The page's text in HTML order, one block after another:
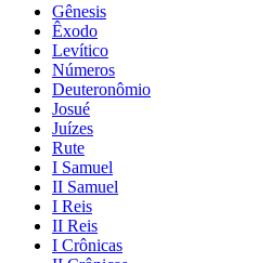
Gênesis
Êxodo
Levítico
Números
Deuteronômio
Josué
Juízes
Rute
I Samuel
II Samuel
I Reis
II Reis
I Crônicas